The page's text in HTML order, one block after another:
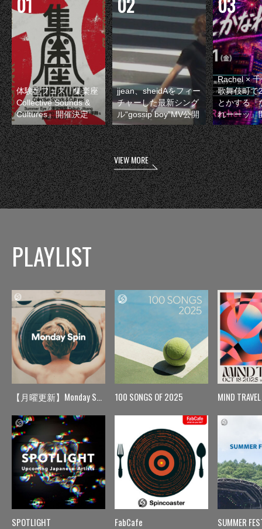
体験型フェス『集楽座
Collective Sounds &
Cultures』開催決定
jjean、sheidAをフィー
チャーした最新シング
ル“gossip boy”MV公開
Rachel ×
歌舞伎町で
とかする『
れーーッ』
VIEW MORE
PLAYLIST
【月曜更新】Monday Spin
SPOTLIGHT
100 SONGS OF 2025
FabCafe
MIND TRAVEL
SUMMER